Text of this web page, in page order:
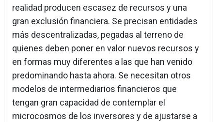
realidad producen escasez de recursos y una
gran exclusión financiera. Se precisan entidades
más descentralizadas, pegadas al terreno de
quienes deben poner en valor nuevos recursos y
en formas muy diferentes a las que han venido
predominando hasta ahora. Se necesitan otros
modelos de intermediarios financieros que
tengan gran capacidad de contemplar el
microcosmos de los inversores y de ajustarse a